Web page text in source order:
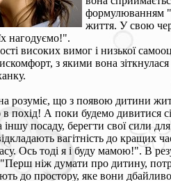
формулюванням
життя. У свою
нагодуємо!".
високих вимог і низької
з якими вона
розуміє, що з появою дитини
похід! А поки будемо дивитися
посаду, берегти свої сили
вагітність до кращих
Ось тоді я і буду мамою!". В
ніж думати про дитину,
до простору, яке вони